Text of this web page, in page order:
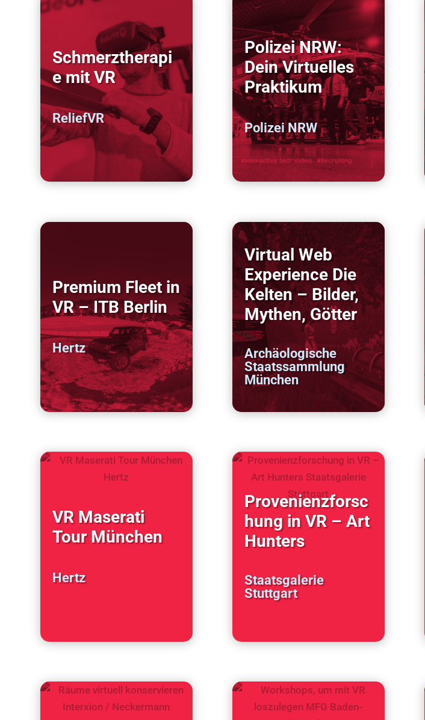
Schmerztherapi
e mit VR
ReliefVR
Polizei NRW:
Dein Virtuelles
Praktikum
Polizei NRW
Premium Fleet in
VR – ITB Berlin
Hertz
Virtual Web
Experience Die
Kelten – Bilder,
Mythen, Götter
Archäologische
Staatssammlung
München
VR Maserati
Tour München
Hertz
Provenienzforsc
hung in VR – Art
Hunters
Staatsgalerie
Stuttgart